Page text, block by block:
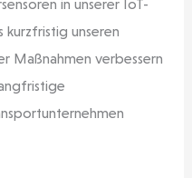
in unserer IoT-
kurzfristig unseren
Maßnahmen verbessern